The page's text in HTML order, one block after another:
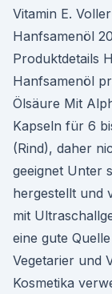
Vitamin E.
Hanfsamenöl
Produktdetails
Hanfsamenöl
Ölsäure Mit
Kapseln für 6
(Rind), daher
geeignet Unter
hergestellt und
mit
eine gute
Vegetarier und
Kosmetika